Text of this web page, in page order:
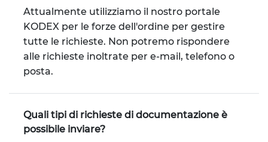
Attualmente utilizziamo il nostro portale
KODEX per le forze dell'ordine per gestire
tutte le richieste. Non potremo rispondere
alle richieste inoltrate per e-mail, telefono o
posta.
Quali tipi di richieste di documentazione è
possibile inviare?